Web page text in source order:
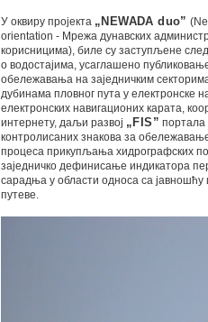
У оквиру пројекта „NEWADA duo”
orientation - Мрежа дунавских
корисницима), биле су заступљене
о водостајима, усаглашено
обележавања на заједничким
дубинама пловног пута у електронске
електронских навигационих карата,
интернету, даљи развој „FIS” портала
контролисаних знакова за
процеса прикупљања хидрографских
заједничко дефинисање индикатора
сарадња у области односа са јавношћу
путеве.